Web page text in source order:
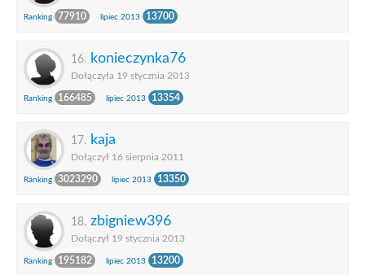
Ranking 77910 lipiec 2013 13700
16. konieczynka76
Dołączyła 19 stycznia 2013
Ranking 166485 lipiec 2013 13354
17. kaja
Dołączył 16 sierpnia 2011
Ranking 3023290 lipiec 2013 13350
18. zbigniew396
Dołączył 19 stycznia 2013
Ranking 195182 lipiec 2013 13200